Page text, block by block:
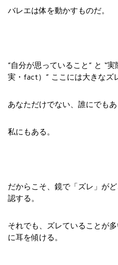
バレエは体を動かすものだ。
”自分が思っていること” と “
実・fact）” ここには大きなズ
あなただけでない、誰にでもあ
私にもある。
だからこそ、鏡で「ズレ」が
認する 。
それでも、ズレていることが
に耳を傾ける。